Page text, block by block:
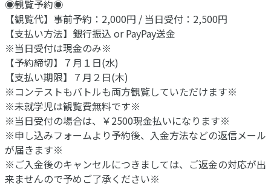
◉観覧予約◉
【観覧代】事前予約：2,000円 / 当日受付：2,500円
【支払い方法】銀行振込 or PayPay送金
※当日受付は現金のみ※
【予約締切】７月１日(水)
【支払い期限】７月２日(木)
※コンテストもバトルも両方観覧していただけます※
※未就学児は観覧費無料です※
※当日受付の場合は、￥2500現金払いになります※
※申し込みフォームより予約後、入金方法などの返信メール
が届きます※
※ご入金後のキャンセルにつきましては、ご返金の対応が出
来ませんので予めご了承ください※